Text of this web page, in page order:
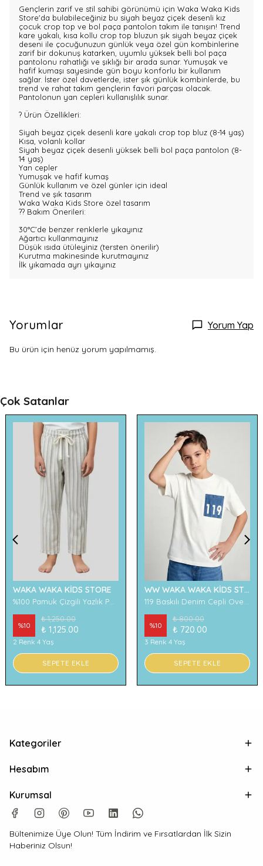
Gençlerin zarif ve stil sahibi görünümü için Waka Waka Kids
Store'da bulabileceğiniz bu siyah beyaz çiçek desenli kız
çocuk crop top ve bol paça pantolon takım ile tanışın! Trend
kare yakalı, kısa kollu crop top bluzun şık siyah beyaz çiçek
deseni ile çocuğunuzun günlük veya özel gün kombinlerine
zarif bir dokunuş katarken, uyumlu yüksek belli bol paça
pantolonu rahatlığı ve şıklığı bir arada sunar. Yumuşak ve
hafif kumaşı sayesinde gün boyu konforlu bir kullanım
sağlar. İster özel davetlerde, ister şık günlük kombinlerde, bu
trend ve rahat takım gençlerin favori parçası olacak.
Pantolonun yan cepleri kullanışlılık sunar.
? Ürün Özellikleri:
Siyah beyaz çiçek desenli kare yakalı crop top bluz (8-14 yaş)
Kısa, volanlı kollar
Siyah beyaz çiçek desenli yüksek belli bol paça pantolon (8-
14 yaş)
Yan cepler
Yumuşak ve hafif kumaş
Günlük kullanım ve özel günler için ideal
Trend ve şık tasarım
Waka Waka Kids Store özel tasarım
?? Bakım Önerileri:
30°C’de benzer renklerle yıkayınız
Ağartıcı kullanmayınız
Düşük ısıda ütüleyiniz (tersten önerilir)
Kurutma makinesinde kurutmayınız
İlk yıkamada ayrı yıkayınız
Yorumlar Yorum Yap
Bu ürün için henüz yorum yapılmamış.
Çok Satanlar
WAKA WAKA KİDS STORE
%10
₺ 1,250.00
₺ 1,125.00
2 Renk 4 Yaş
SEPETE EKLE
WW WAKA WAKA KİDS STORE
%10
₺ 800.00
₺ 720.00
3 Renk 4 Yaş
SEPETE EKLE
Kategoriler
Hesabım
Kurumsal
Bültenimize Üye Olun! Tüm İndirim ve Fırsatlardan İlk Sizin
Haberiniz Olsun!